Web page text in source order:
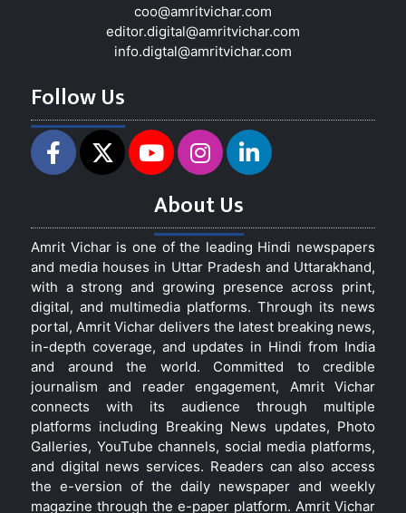
coo@amritvichar.com
editor.digital@amritvichar.com
info.digtal@amritvichar.com
Follow Us
About Us
Amrit Vichar is one of the leading Hindi newspapers
and media houses in Uttar Pradesh and Uttarakhand,
with a strong and growing presence across print,
digital, and multimedia platforms. Through its news
portal, Amrit Vichar delivers the latest breaking news,
in-depth coverage, and updates in Hindi from India
and around the world. Committed to credible
journalism and reader engagement, Amrit Vichar
connects with its audience through multiple
platforms including Breaking News updates, Photo
Galleries, YouTube channels, social media platforms,
and digital news services. Readers can also access
the e-version of the daily newspaper and weekly
magazine through the e-paper platform. Amrit Vichar